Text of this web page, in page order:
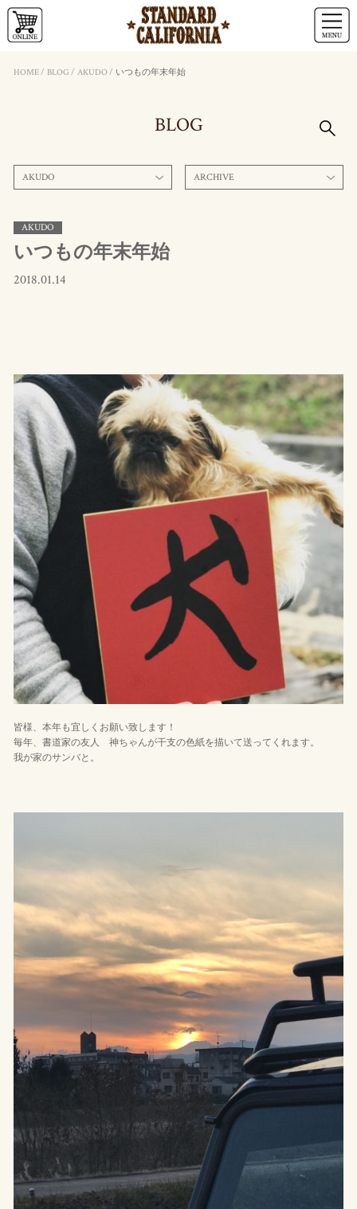
HOME/ BLOG / AKUDO/ いつもの年末年始
BLOG
AKUDO ARCHIVE
AKUDO
いつもの年末年始
2018.01.14
皆様、本年も宜しくお願い致します！
毎年、書道家の友人 神ちゃんが干支の色紙を描いて送ってくれます。
我が家のサンバと。